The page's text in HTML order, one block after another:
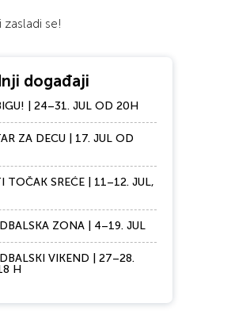
se!
događaji
| 24–31. JUL OD 20H
ZA DECU | 17. JUL OD
TOČAK SREĆE | 11–12. JUL,
ZONA | 4–19. JUL
VIKEND | 27–28.
H